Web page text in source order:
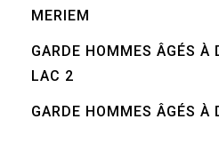
MERIEM
GARDE HOMMES ÂGÉS
LAC 2
GARDE HOMMES ÂGÉS À